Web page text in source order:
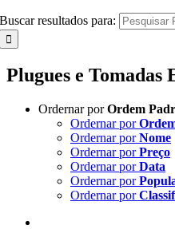
Buscar resultados para:
Plugues e Tomadas
Ordernar porOrdem
Ordernar por
Ordernar porNome
Ordernar porPreço
Ordernar porData
Ordernar por
Ordernar por